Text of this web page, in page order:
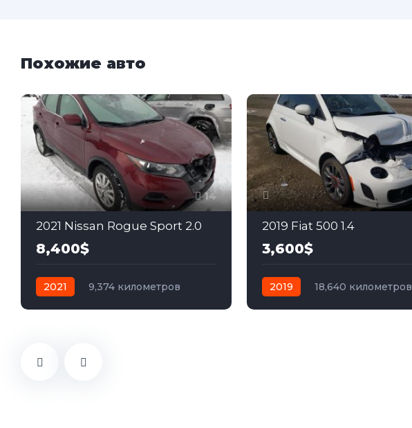
Похожие авто
14
2021 Nissan Rogue Sport 2.0
8,400$
2021
9,374 километров
2019 Fiat 500 1.4
3,600$
2019
18,640 километров